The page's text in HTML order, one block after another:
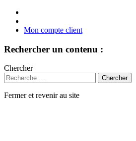
Mon compte client
Rechercher un contenu :
Chercher
Fermer et revenir au site